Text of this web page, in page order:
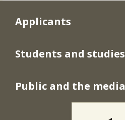
Applicants
Students and studies
Public and the media